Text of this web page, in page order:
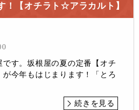
！【オチラト☆アラカルト】
です。坂根屋の夏の定番【オチ
今年もはじまります！「とろ
続きを見る